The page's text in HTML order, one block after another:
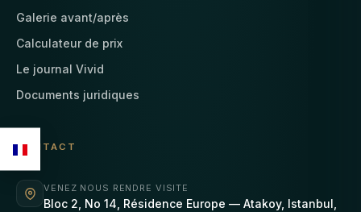
Galerie avant/après
Calculateur de prix
Le journal Vivid
Documents juridiques
CONTACT
VENEZ NOUS RENDRE VISITE
Bloc 2, No 14, Résidence Europe — Atakoy, Istanbul,